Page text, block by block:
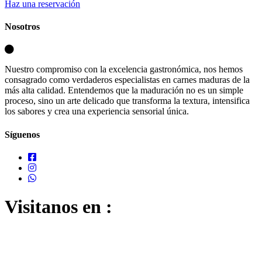
Haz una reservación
Nosotros
Nuestro compromiso con la excelencia gastronómica, nos hemos
consagrado como verdaderos especialistas en carnes maduras de la
más alta calidad. Entendemos que la maduración no es un simple
proceso, sino un arte delicado que transforma la textura, intensifica
los sabores y crea una experiencia sensorial única.
Síguenos
Visitanos en :